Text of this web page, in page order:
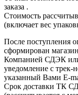
заказа .
Стоимость
(включает вес
После поступления
сформирован
Компанией СДЭК
уведомление с трек-
указанный Вами E-
Срок доставки ТК